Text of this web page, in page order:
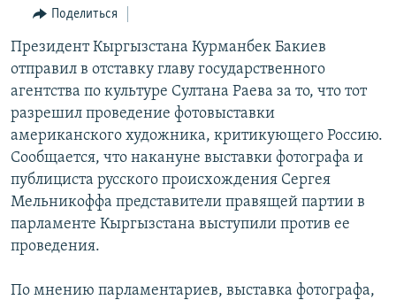
Вернутся
поиску
КЫРГЫЗЧА
ЎЗБЕКЧА
ТОҶИКӢ
TÜRKMENÇE
Все сайты РСЕ/РС
Поделиться
Президент Кыргызстана Курманбек Бакиев
отправил в отставку главу государственного
агентства по культуре Султана Раева за то, что тот
разрешил проведение фотовыставки
американского художника, критикующего Россию.
Сообщается, что накануне выставки фотографа и
публициста русского происхождения Сергея
Мельникоффа представители правящей партии в
парламенте Кыргызстана выступили против ее
проведения.
По мнению парламентариев, выставка фотографа,